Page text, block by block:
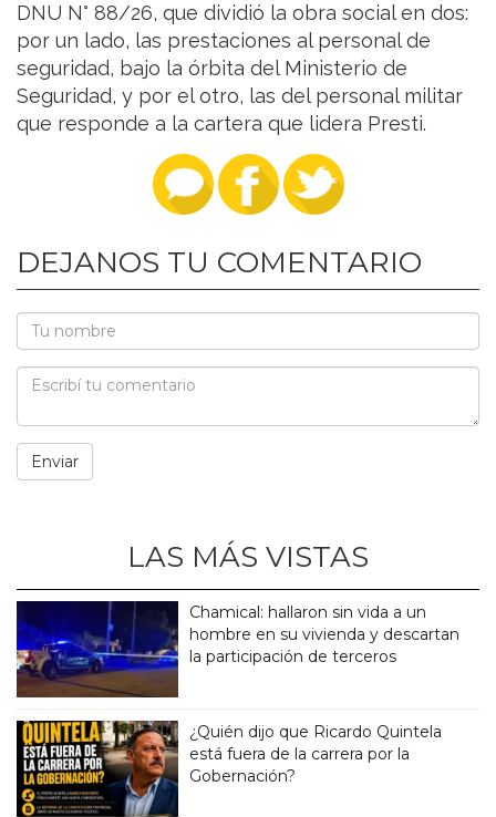
DNU N° 88/26, que dividió la obra social en dos:
por un lado, las prestaciones al personal de
seguridad, bajo la órbita del Ministerio de
Seguridad, y por el otro, las del personal militar
que responde a la cartera que lidera Presti.
DEJANOS TU COMENTARIO
LAS MÁS VISTAS
Chamical: hallaron sin vida a un
hombre en su vivienda y descartan
la participación de terceros
¿Quién dijo que Ricardo Quintela
está fuera de la carrera por la
Gobernación?